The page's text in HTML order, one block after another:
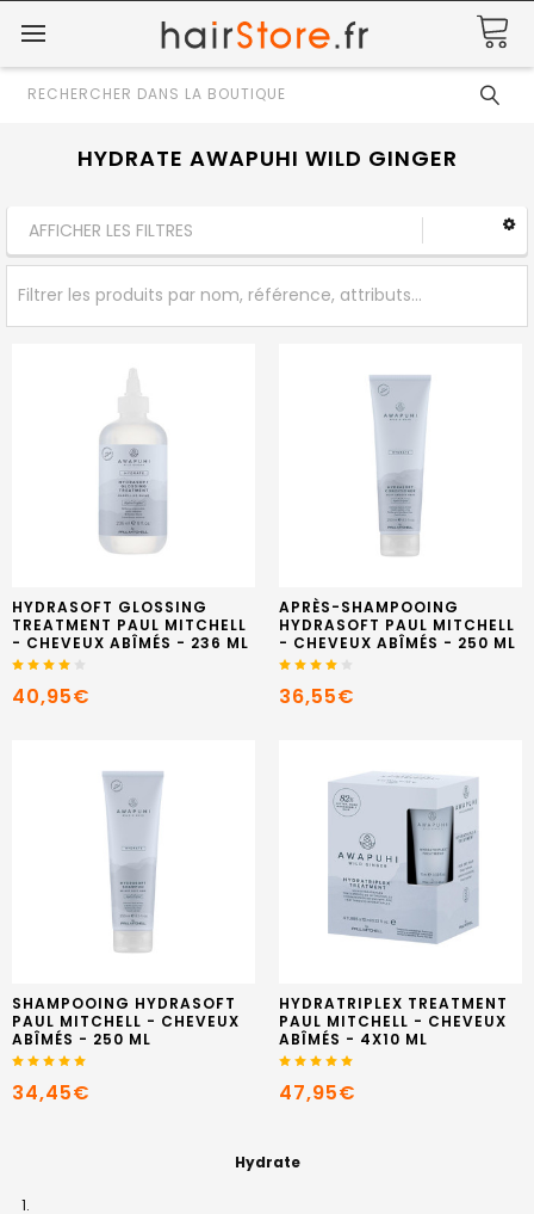
Rechercher
HYDRATE AWAPUHI WILD GINGER
AFFICHER LES FILTRES
HYDRASOFT GLOSSING
TREATMENT PAUL MITCHELL
- CHEVEUX ABÎMÉS - 236 ML
40,95€
APRÈS-SHAMPOOING
HYDRASOFT PAUL MITCHELL
- CHEVEUX ABÎMÉS - 250 ML
36,55€
SHAMPOOING HYDRASOFT
PAUL MITCHELL - CHEVEUX
ABÎMÉS - 250 ML
34,45€
HYDRATRIPLEX TREATMENT
PAUL MITCHELL - CHEVEUX
ABÎMÉS - 4X10 ML
47,95€
Hydrate